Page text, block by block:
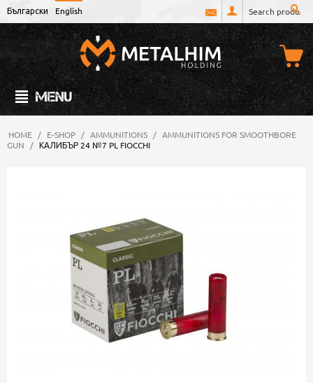
Български English
MENU
HOME / E-SHOP / AMMUNITIONS / AMMUNITIONS FOR SMOOTHBORE
GUN
/ КАЛИБЪР 24 №7 PL FIOCCHI